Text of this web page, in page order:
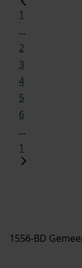
1
...
2
3
4
5
6
...
1
1556-BD